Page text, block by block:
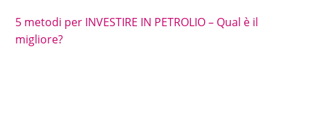
5 metodi per INVESTIRE IN PETROLIO – Qual è il
migliore?